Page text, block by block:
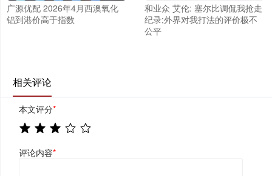
广源优配 2026年4月西澳氧化
铝到港价高于指数
和业众 艾伦: 塞尔比调侃我抢走
纪录;外界对我打法的评价极不
公平
相关评论
本文评分*
评论内容*